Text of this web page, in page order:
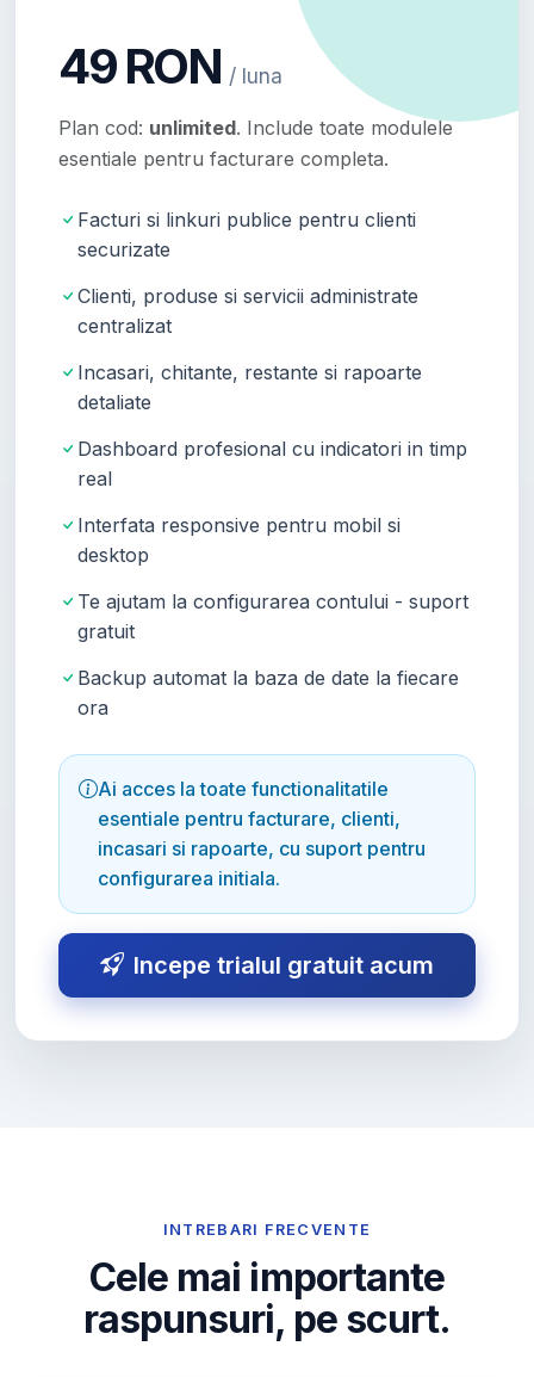
49 RON / luna
Plan cod: unlimited. Include toate modulele
esentiale pentru facturare completa.
Facturi si linkuri publice pentru clienti
securizate
Clienti, produse si servicii administrate
centralizat
Incasari, chitante, restante si rapoarte
detaliate
Dashboard profesional cu indicatori in timp
real
Interfata responsive pentru mobil si
desktop
Te ajutam la configurarea contului - suport
gratuit
Backup automat la baza de date la fiecare
ora
Ai acces la toate functionalitatile
esentiale pentru facturare, clienti,
incasari si rapoarte, cu suport pentru
configurarea initiala.
Incepe trialul gratuit acum
INTREBARI FRECVENTE
Cele mai importante
raspunsuri, pe scurt.